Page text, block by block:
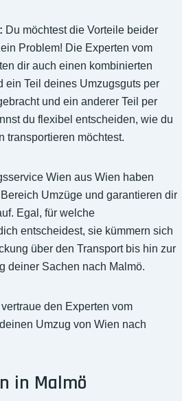
Du möchtest die Vorteile beider
Problem! Die Experten vom
dir auch einen kombinierten
ein Teil deines Umzugsguts per
und ein anderer Teil per
du flexibel entscheiden, wie du
transportieren möchtest.
Wien aus Wien haben
Umzüge und garantieren dir
Egal, für welche
entscheidest, sie kümmern sich
über den Transport bis hin zur
deiner Sachen nach Malmö.
den Experten vom
Umzug von Wien nach
in Malmö